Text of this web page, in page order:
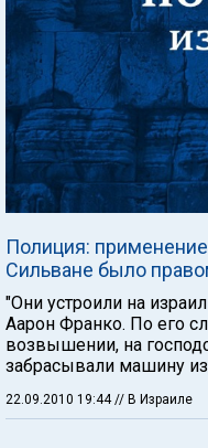
Полиция:
Сильване было
"Они устроили на
Аарон Франко. По его
возвышении, на
забрасывали машину
22.09.2010 19:44// В Израиле